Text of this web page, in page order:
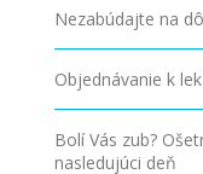
Nezabúdajte na
Objednávanie k
Bolí Vás zub?
nasledujúci deň